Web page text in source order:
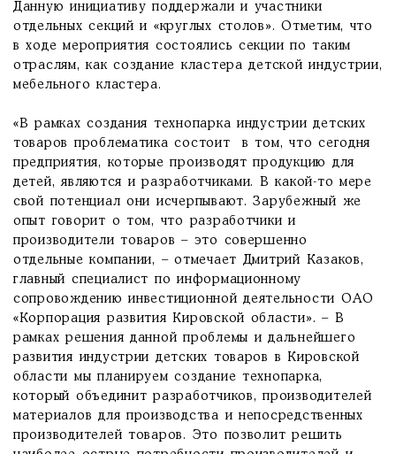
Данную инициативу поддержали и участники
отдельных секций и «круглых столов». Отметим, что
в ходе мероприятия состоялись секции по таким
отраслям, как создание кластера детской индустрии,
мебельного кластера.
«В рамках создания технопарка индустрии детских
товаров проблематика состоит в том, что сегодня
предприятия, которые производят продукцию для
детей, являются и разработчиками. В какой-то мере
свой потенциал они исчерпывают. Зарубежный же
опыт говорит о том, что разработчики и
производители товаров – это совершенно
отдельные компании, – отмечает Дмитрий Казаков,
главный специалист по информационному
сопровождению инвестиционной деятельности ОАО
«Корпорация развития Кировской области». – В
рамках решения данной проблемы и дальнейшего
развития индустрии детских товаров в Кировской
области мы планируем создание технопарка,
который объединит разработчиков, производителей
материалов для производства и непосредственных
производителей товаров. Это позволит решить